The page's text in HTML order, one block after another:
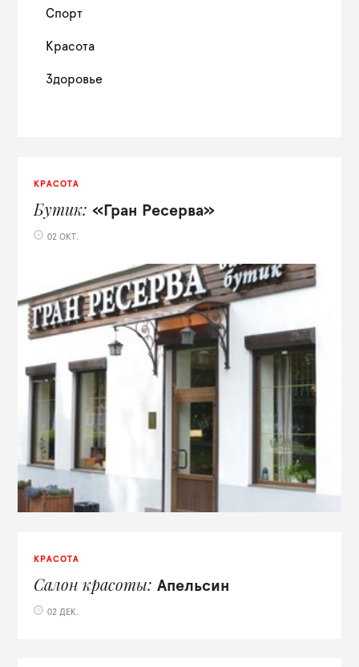
Спорт
Красота
Здоровье
КРАСОТА
Бутик «Гран Ресерва»
02 ОКТ.
КРАСОТА
Салон красоты Апельсин
02 ДЕК.